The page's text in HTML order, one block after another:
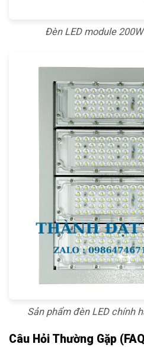
Đèn LED module
Sản phẩm đèn LED chính
Câu Hỏi Thường Gặp